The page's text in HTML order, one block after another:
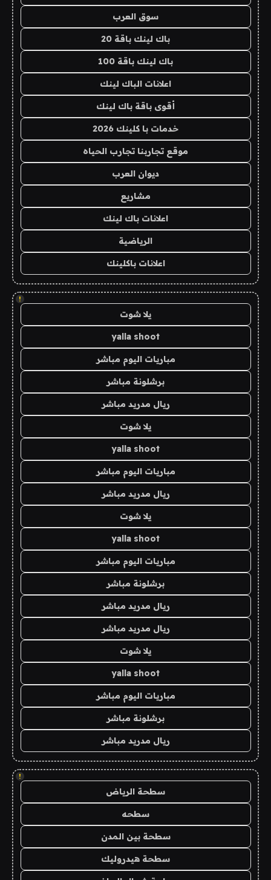
سوق العرب
باك لينك باقة 20
باك لينك باقة 100
اعلانات الباك لينك
أقوى باقة باك لينك
خدمات با كلينك 2026
موقع تجاربنا تجارب الحياه
ديوان العرب
مشاريع
اعلانات باك لينك
الرياضية
اعلانات باكلينك
!
يلا شوت
yalla shoot
مباريات اليوم مباشر
برشلونة مباشر
ريال مدريد مباشر
يلا شوت
yalla shoot
مباريات اليوم مباشر
ريال مدريد مباشر
يلا شوت
yalla shoot
مباريات اليوم مباشر
برشلونة مباشر
ريال مدريد مباشر
ريال مدريد مباشر
يلا شوت
yalla shoot
مباريات اليوم مباشر
برشلونة مباشر
ريال مدريد مباشر
!
سطحة الرياض
سطحه
سطحة بين المدن
سطحة هيدروليك